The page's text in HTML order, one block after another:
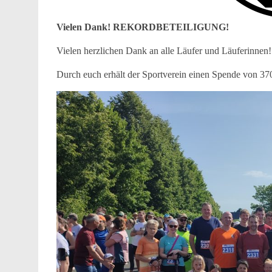
Vielen Dank! REKORDBETEILIGUNG!
Vielen herzlichen Dank an alle Läufer und Läuferinnen!
Durch euch erhält der Sportverein einen Spende von